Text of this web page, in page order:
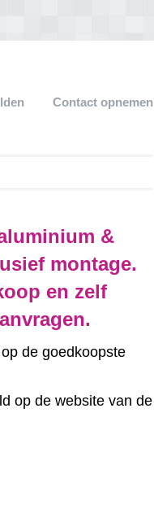
Contact opnemen
&
montage.
en zelf
de goedkoopste
op de website van de